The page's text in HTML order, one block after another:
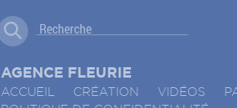
AGENCE FLEURIE
ACCUEIL CRÉATION VIDÉOS